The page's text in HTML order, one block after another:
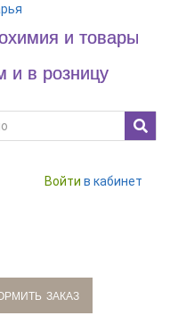
и товары
и в розницу
Войти в кабинет
заказ